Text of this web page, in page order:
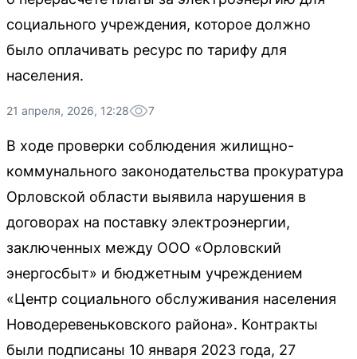
социального учреждения, которое должно
было оплачивать ресурс по тарифу для
населения.
21 апреля, 2026, 12:28 7
В ходе проверки соблюдения жилищно-
коммунального законодательства прокуратура
Орловской области выявила нарушения в
договорах на поставку электроэнергии,
заключенных между ООО «Орловский
энергосбыт» и бюджетным учреждением
«Центр социального обслуживания населения
Новодеревеньковского района». Контракты
были подписаны 10 января 2023 года, 27